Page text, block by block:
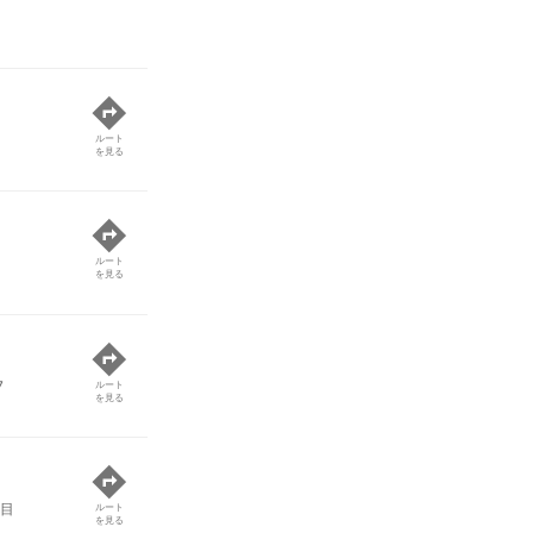
ルート
を見る
ルート
を見る
ルート
を見る
ルート
を見る